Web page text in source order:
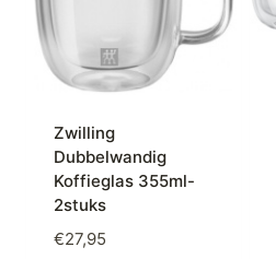
Zwilling
Dubbelwandig
Koffieglas 355ml-
2stuks
€27,95